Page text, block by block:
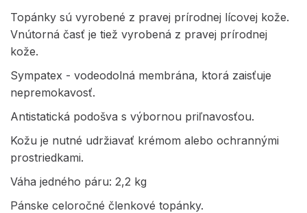
Topánky sú vyrobené z pravej prírodnej lícovej kože.
Vnútorná časť je tiež vyrobená z pravej prírodnej
kože.
Sympatex - vodeodolná membrána, ktorá zaisťuje
nepremokavosť.
Antistatická podošva s výbornou priľnavosťou.
Kožu je nutné udržiavať krémom alebo ochrannými
prostriedkami.
Váha jedného páru: 2,2 kg
Pánske celoročné členkové topánky.